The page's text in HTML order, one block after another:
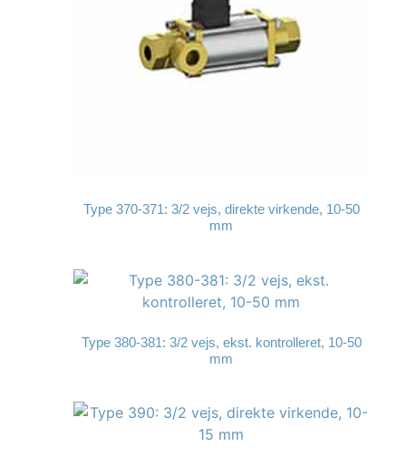
Type 370-371: 3/2 vejs, direkte virkende, 10-50
mm
Type 380-381: 3/2 vejs, ekst. kontrolleret, 10-50
mm